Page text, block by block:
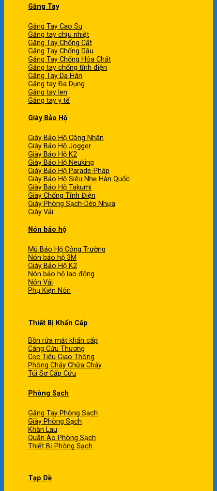
Găng Tay
Găng Tay Cao Su
Găng tay chịu nhiệt
Găng Tay Chống Cắt
Găng Tay Chống Dầu
Găng Tay Chống Hóa Chất
Găng tay chống tĩnh điện
Găng Tay Da Hàn
Găng tay Đa Dụng
Găng tay len
Găng tay y tế
Giày Bảo Hộ
Giày Bảo Hộ Công Nhân
Giày Bảo Hộ Jogger
Giày Bảo Hộ K2
Giày Bảo Hộ Neuking
Giày Bảo Hộ Parade-Pháp
Giày Bảo Hộ Siêu Nhẹ Hàn Quốc
Giày Bảo Hộ Takumi
Giày Chống Tĩnh Điện
Giày Phòng Sạch-Dép Nhựa
Giày Vải
Nón bảo hộ
Mũ Bảo Hộ Công Trường
Nón bảo hộ 3M
Giày Bảo Hộ K2
Nón bảo hộ lao động
Nón Vải
Phụ Kiện Nón
Thiết Bị Khẩn Cấp
Bồn rửa mắt khẩn cấp
Cáng Cứu Thương
Cọc Tiêu Giao Thông
Phòng Cháy Chữa Cháy
Túi Sơ Cấp Cứu
Phòng Sạch
Găng Tay Phòng Sạch
Giày Phòng Sạch
Khăn Lau
Quần Áo Phòng Sạch
Thiết Bị Phòng Sạch
Tạp Dề